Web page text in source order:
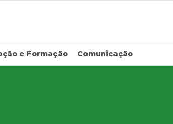
e Formação Comunicação